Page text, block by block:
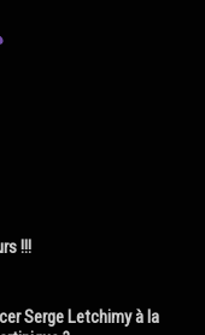
!!!
Serge Letchimy à la